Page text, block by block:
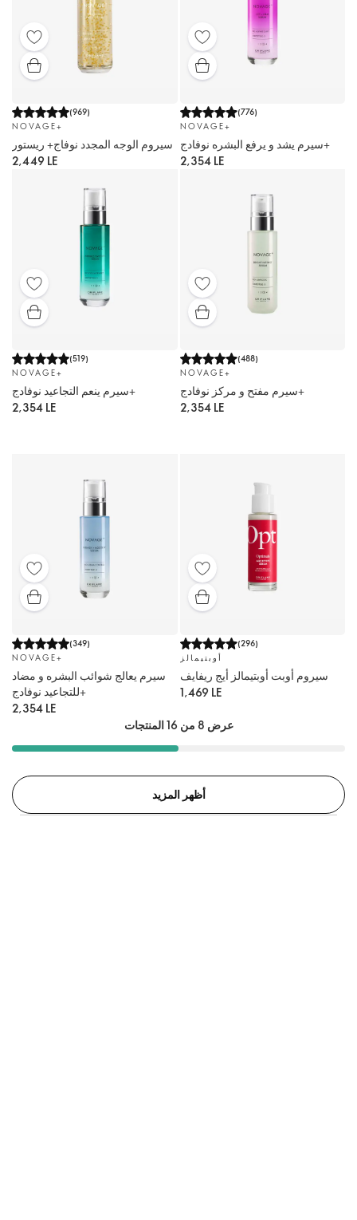
(969)
NOVAGE+
سيروم الوجه المجدد نوفاج+ ريستور
2,449 LE
(776)
NOVAGE+
سيرم يشد و يرفع البشره نوفادج+
2,354 LE
(519)
NOVAGE+
سيرم ينعم التجاعيد نوفادج+
2,354 LE
(488)
NOVAGE+
سيرم مفتح و مركز نوفادج+
2,354 LE
(349)
NOVAGE+
سيرم يعالج شوائب البشره و مضاد
للتجاعيد نوفادج+
2,354 LE
(296)
أوبتيمالز
سيروم أوبت أوبتيمالز أيج ريفايف
1,469 LE
عرض 8 من 16 المنتجات
أظهر المزيد